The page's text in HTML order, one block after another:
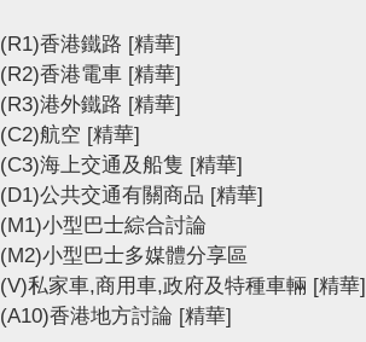
(R1)香港鐵路 [精華]
(R2)香港電車 [精華]
(R3)港外鐵路 [精華]
(C2)航空 [精華]
(C3)海上交通及船隻 [精華]
(D1)公共交通有關商品 [精華]
(M1)小型巴士綜合討論
(M2)小型巴士多媒體分享區
(V)私家車,商用車,政府及特種車輛 [精華]
(A10)香港地方討論 [精華]